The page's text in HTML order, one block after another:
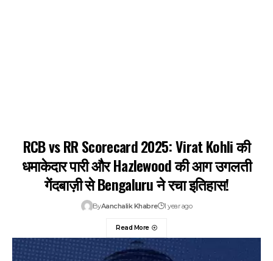
RCB vs RR Scorecard 2025: Virat Kohli की
धमाकेदार पारी और Hazlewood की आग उगलती
गेंदबाज़ी से Bengaluru ने रचा इतिहास!
ByAanchalik Khabre 1 year ago
Read More